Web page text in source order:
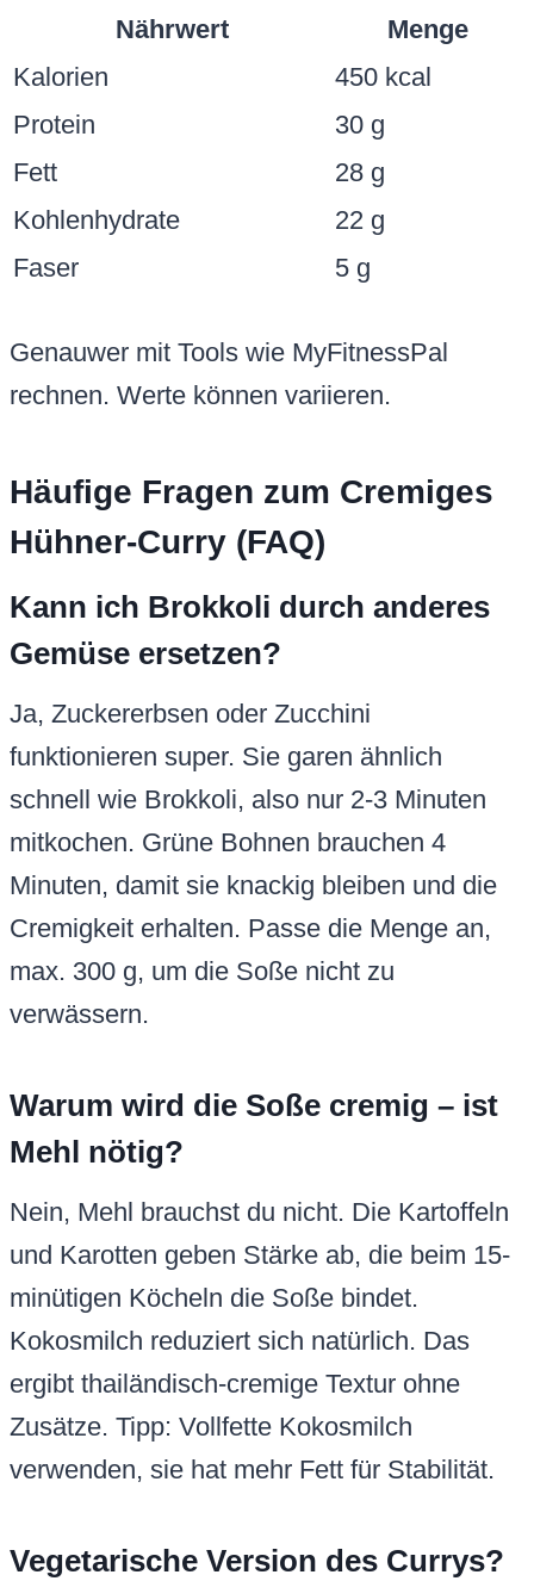
Nährwert
Menge
Kalorien
450 kcal
Protein
30 g
Fett
28 g
Kohlenhydrate
22 g
Faser
5 g
Genauwer mit Tools wie MyFitnessPal
rechnen. Werte können variieren.
Häufige Fragen zum Cremiges
Hühner-Curry (FAQ)
Kann ich Brokkoli durch anderes
Gemüse ersetzen?
Ja, Zuckererbsen oder Zucchini
funktionieren super. Sie garen ähnlich
schnell wie Brokkoli, also nur 2-3 Minuten
mitkochen. Grüne Bohnen brauchen 4
Minuten, damit sie knackig bleiben und die
Cremigkeit erhalten. Passe die Menge an,
max. 300 g, um die Soße nicht zu
verwässern.
Warum wird die Soße cremig – ist
Mehl nötig?
Nein, Mehl brauchst du nicht. Die Kartoffeln
und Karotten geben Stärke ab, die beim 15-
minütigen Köcheln die Soße bindet.
Kokosmilch reduziert sich natürlich. Das
ergibt thailändisch-cremige Textur ohne
Zusätze. Tipp: Vollfette Kokosmilch
verwenden, sie hat mehr Fett für Stabilität.
Vegetarische Version des Currys?